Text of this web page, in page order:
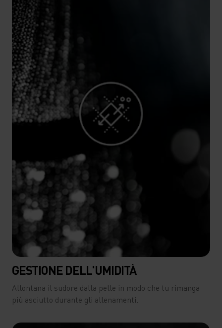
GESTIONE DELL'UMIDITÀ
Allontana il sudore dalla pelle in modo che tu rimanga
più asciutto durante gli allenamenti.